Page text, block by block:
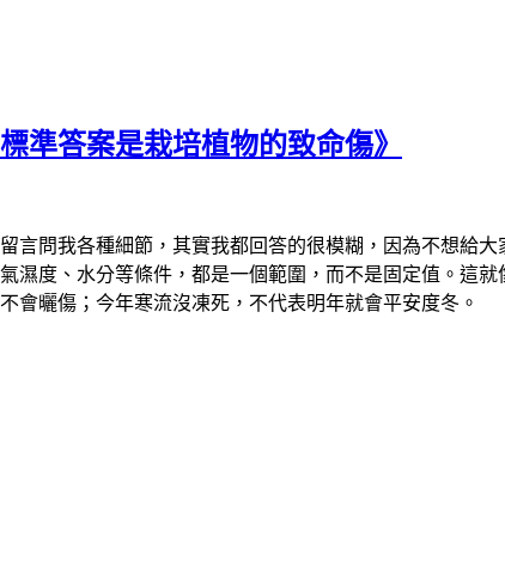
準答案是栽培植物的致命傷》
留言問我各種細節，其實我都回答的很模糊，因為不想給
濕度、水分等條件，都是一個範圍，而不是固定值。這
會曬傷；今年寒流沒凍死，不代表明年就會平安度冬。